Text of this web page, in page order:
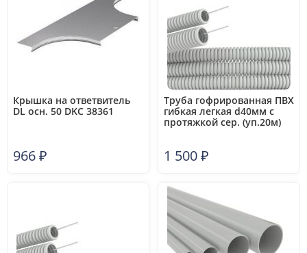
Крышка на ответвитель
DL осн. 50 DKC 38361
966₽
Труба гофрированная ПВХ
гибкая легкая d40мм с
протяжкой сер. (уп.20м)
1 500₽